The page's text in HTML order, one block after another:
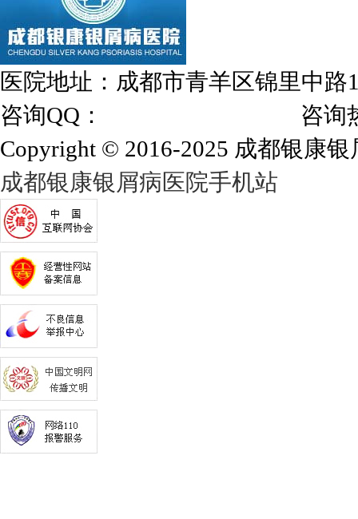
医院地址：成都市青羊区锦里中
咨询QQ：
咨询热线
Copyright © 2016-2025 成都银康银
成都银康银屑病医院手机站